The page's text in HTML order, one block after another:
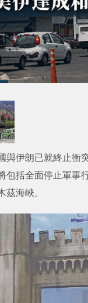
與伊朗已就終止衝
包括全面停止軍事
茲海峽。